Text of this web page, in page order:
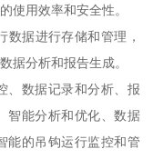
使用效率和安全性。
数据进行存储和管理，
据分析和报告生成。
、数据记录和分析、报
智能分析和优化、数据
能的吊钩运行监控和管